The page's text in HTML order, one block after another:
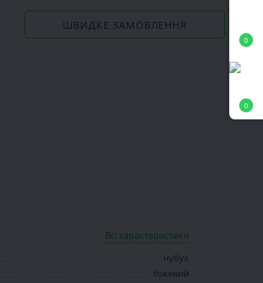
0
0
ШВИДКЕ ЗАМОВЛЕННЯ
Всі характеристики
нубук
біжевий